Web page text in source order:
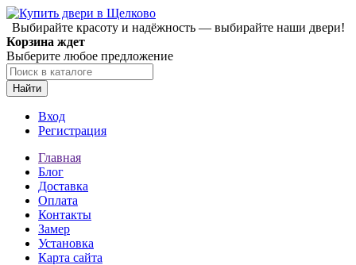
Выбирайте красоту и надёжность — выбирайте наши двери!
Корзина ждет
Выберите любое предложение
Найти
Вход
Регистрация
Главная
Блог
Доставка
Оплата
Контакты
Замер
Установка
Карта сайта